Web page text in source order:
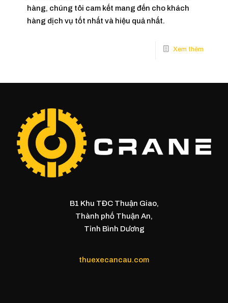
hàng, chúng tôi cam kết mang đến cho khách
hàng dịch vụ tốt nhất và hiệu quả nhất.
B1 Khu TĐC Thuận Giao,
Thành phố Thuận An,
Tỉnh Bình Dương
thuexecancau.com